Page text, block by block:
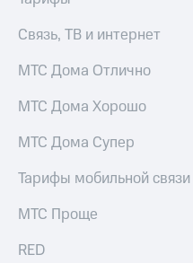
Связь, ТВ и интернет
МТС Дома Отлично
МТС Дома Хорошо
МТС Дома Супер
Тарифы мобильной связи
МТС Проще
RED